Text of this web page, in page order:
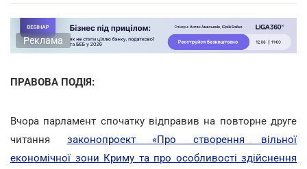
Реклама
ПРАВОВА ПОДІЯ:
Вчора парламент спочатку відправив на повторне друге
читання законопроект «Про створення вільної
економічної зони Криму та про особливості здійснення